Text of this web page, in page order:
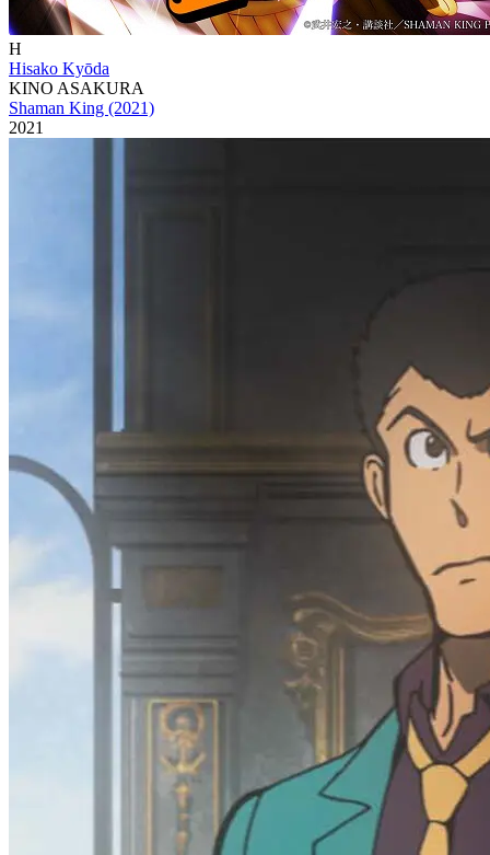
H
Hisako Kyōda
KINO ASAKURA
Shaman King (2021)
2021